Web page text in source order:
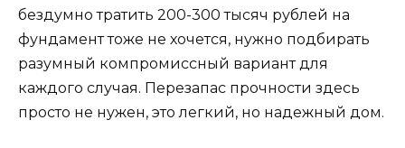
бездумно тратить 200-300 тысяч рублей на
фундамент тоже не хочется, нужно подбирать
разумный компромиссный вариант для
каждого случая. Перезапас прочности здесь
просто не нужен, это легкий, но надежный дом.